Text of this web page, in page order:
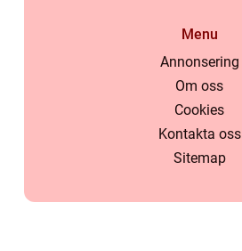
Menu
Annonsering
Om oss
Cookies
Kontakta oss
Sitemap